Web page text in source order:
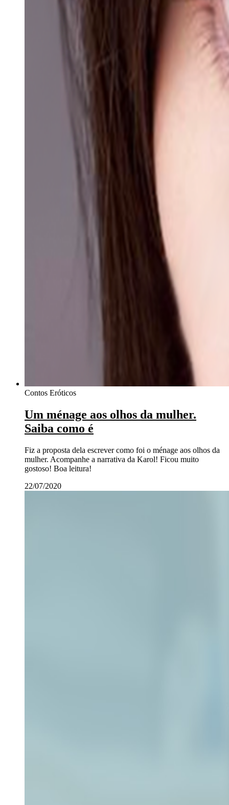
Contos Eróticos
Um ménage aos olhos da mulher.
Saiba como é
Fiz a proposta dela escrever como foi o ménage aos olhos da
mulher. Acompanhe a narrativa da Karol! Ficou muito
gostoso! Boa leitura!
22/07/2020